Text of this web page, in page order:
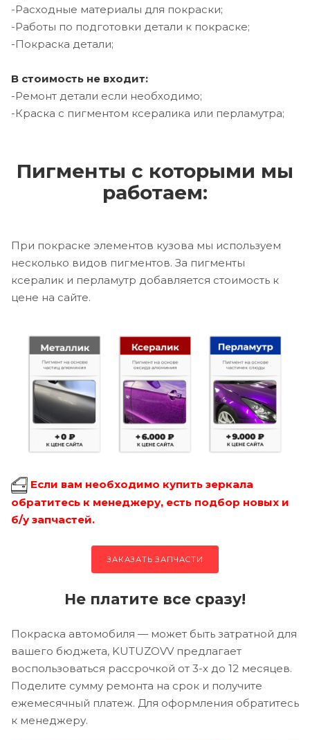
-Расходные материалы для покраски;
-Работы по подготовки детали к покраске;
-Покраска детали;
В стоимость не входит:
-Ремонт детали если необходимо;
-Краска с пигментом ксералика или перламутра;
Пигменты с которыми мы
работаем:
При покраске элементов кузова мы используем
несколько видов пигментов. За пигменты
ксералик и перламутр добавляется стоимость к
цене на сайте.
Если вам необходимо купить зеркала
обратитесь к менеджеру, есть подбор новых и
б/у запчастей.
ЗАКАЗАТЬ ЗАПЧАСТИ
Не платите все сразу!
Покраска автомобиля — может быть затратной для
вашего бюджета, KUTUZOVV предлагает
воспользоваться рассрочкой от 3-х до 12 месяцев.
Поделите сумму ремонта на срок и получите
ежемесячный платеж. Для оформления обратитесь
к менеджеру.